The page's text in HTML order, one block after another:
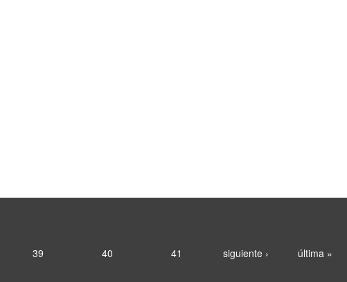
39 40 41 siguiente › última »